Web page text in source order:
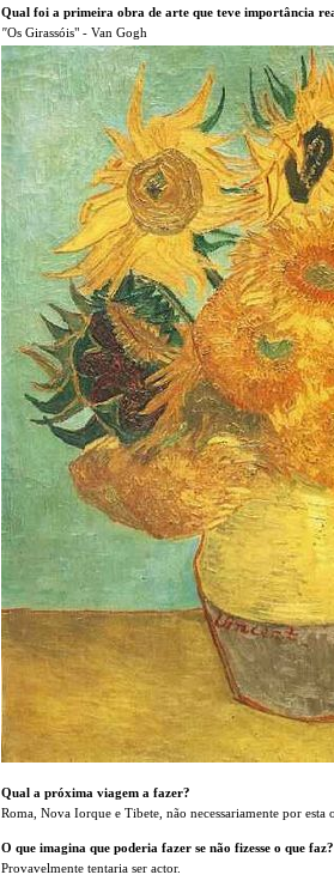
Qual foi a primeira obra de arte que teve importância
"Os Girassóis" - Van Gogh
Qual a próxima viagem a fazer?
Roma, Nova Iorque e Tibete, não necessariamente por esta
O que imagina que poderia fazer se não fizesse o que faz?
Provavelmente tentaria ser actor.